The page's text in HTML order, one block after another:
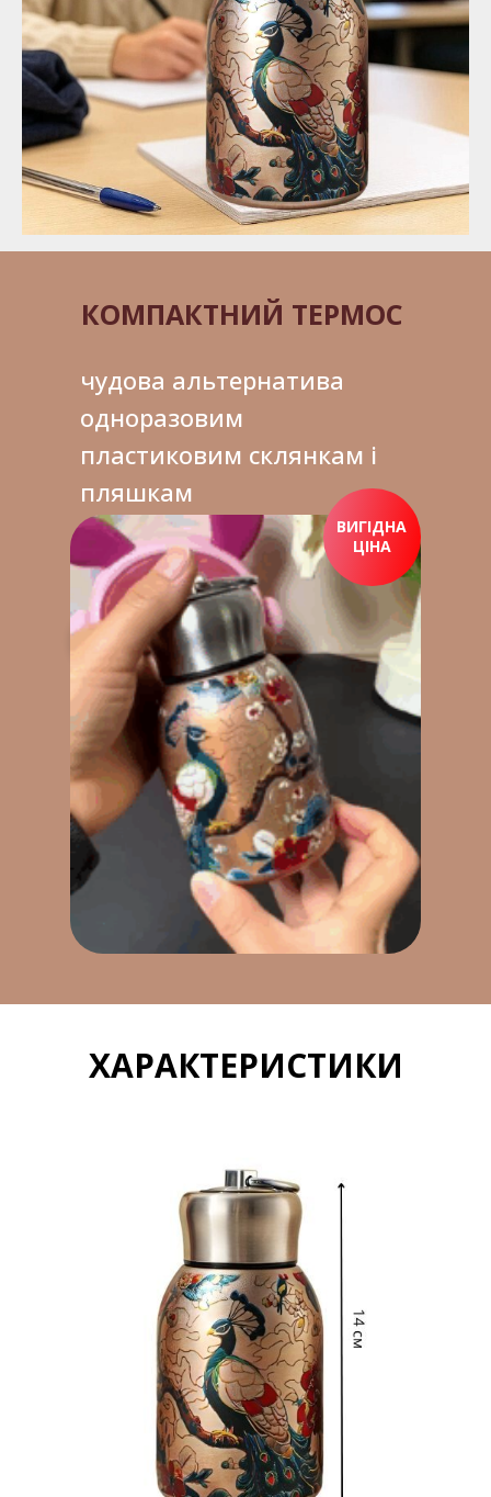
ПРИДБАТИ ЗАРАЗ
КОМПАКТНИЙ ТЕРМОС
чудова альтернатива
одноразовим
пластиковим склянкам і
пляшкам
ВИГІДНА
ЦІНА
ХАРАКТЕРИСТИКИ